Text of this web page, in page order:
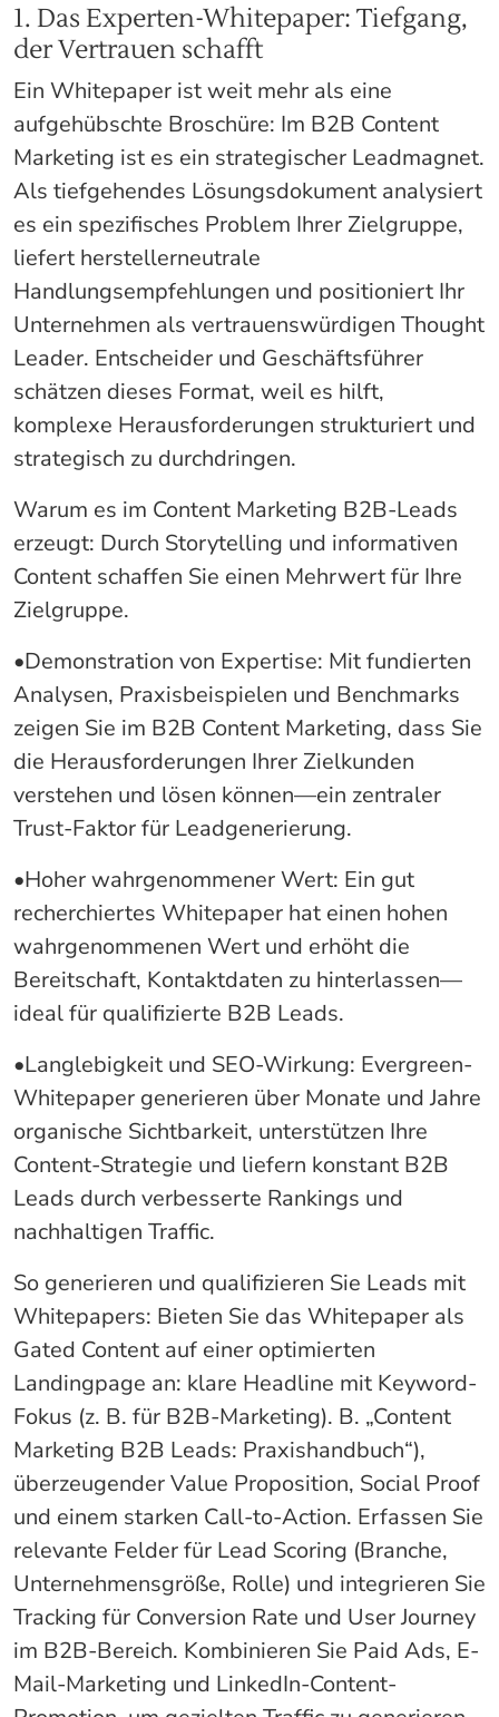
1. Das Experten-Whitepaper: Tiefgang,
der Vertrauen schafft
Ein Whitepaper ist weit mehr als eine
aufgehübschte Broschüre: Im B2B Content
Marketing ist es ein strategischer Leadmagnet.
Als tiefgehendes Lösungsdokument analysiert
es ein spezifisches Problem Ihrer Zielgruppe,
liefert herstellerneutrale
Handlungsempfehlungen und positioniert Ihr
Unternehmen als vertrauenswürdigen Thought
Leader. Entscheider und Geschäftsführer
schätzen dieses Format, weil es hilft,
komplexe Herausforderungen strukturiert und
strategisch zu durchdringen.
Warum es im Content Marketing B2B-Leads
erzeugt: Durch Storytelling und informativen
Content schaffen Sie einen Mehrwert für Ihre
Zielgruppe.
•Demonstration von Expertise: Mit fundierten
Analysen, Praxisbeispielen und Benchmarks
zeigen Sie im B2B Content Marketing, dass Sie
die Herausforderungen Ihrer Zielkunden
verstehen und lösen können—ein zentraler
Trust-Faktor für Leadgenerierung.
•Hoher wahrgenommener Wert: Ein gut
recherchiertes Whitepaper hat einen hohen
wahrgenommenen Wert und erhöht die
Bereitschaft, Kontaktdaten zu hinterlassen—
ideal für qualifizierte B2B Leads.
•Langlebigkeit und SEO-Wirkung: Evergreen-
Whitepaper generieren über Monate und Jahre
organische Sichtbarkeit, unterstützen Ihre
Content-Strategie und liefern konstant B2B
Leads durch verbesserte Rankings und
nachhaltigen Traffic.
So generieren und qualifizieren Sie Leads mit
Whitepapers: Bieten Sie das Whitepaper als
Gated Content auf einer optimierten
Landingpage an: klare Headline mit Keyword-
Fokus (z. B. für B2B-Marketing). B. „Content
Marketing B2B Leads: Praxishandbuch“),
überzeugender Value Proposition, Social Proof
und einem starken Call-to-Action. Erfassen Sie
relevante Felder für Lead Scoring (Branche,
Unternehmensgröße, Rolle) und integrieren Sie
Tracking für Conversion Rate und User Journey
im B2B-Bereich. Kombinieren Sie Paid Ads, E-
Mail-Marketing und LinkedIn-Content-